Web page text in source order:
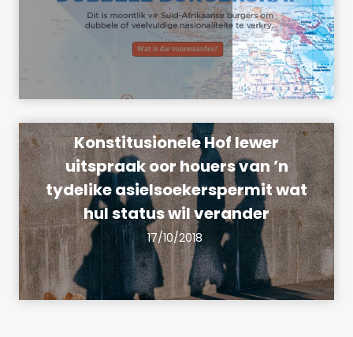
Konstitusionele Hof lewer
uitspraak oor houers van ’n
tydelike asielsoekerspermit wat
hul status wil verander
17/10/2018